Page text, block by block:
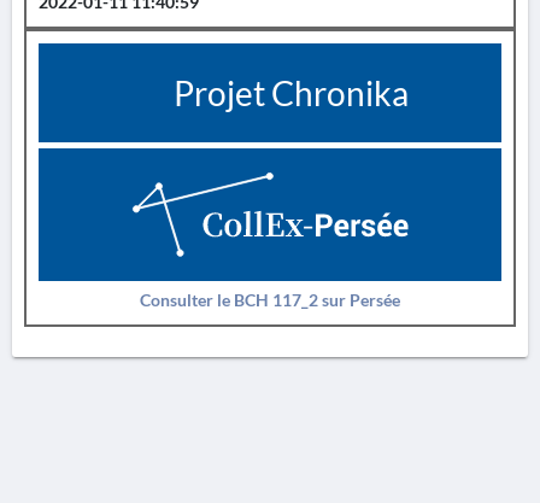
Projet Chronika
Consulter le BCH 117_2 sur Persée